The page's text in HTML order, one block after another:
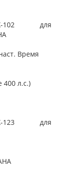
102 для
Время
л.с.)
123 для